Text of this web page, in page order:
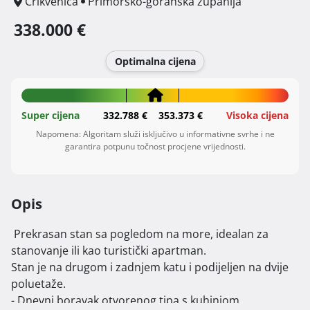
338.000 €
Optimalna cijena
Super cijena 332.788 € 353.373 € Visoka cijena
Napomena: Algoritam služi isključivo u informativne svrhe i ne
garantira potpunu točnost procjene vrijednosti.
Opis
stanovanje ili kao turistički apartman.
Stan je na drugom i zadnjem katu i podijeljen na dvije
poluetaže.
- Dnevni boravak otvorenog tipa s kuhinjom,